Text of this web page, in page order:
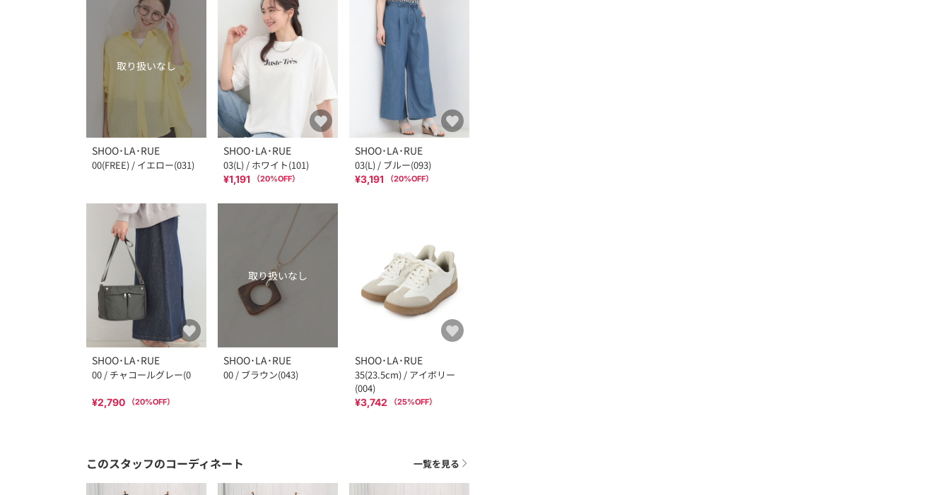
取り扱いなし
SHOO･LA･RUE
00(FREE) / イエロー(031)
SHOO･LA･RUE
03(L) / ホワイト(101)
¥1,191 （20%OFF）
SHOO･LA･RUE
03(L) / ブルー(093)
¥3,191 （20%OFF）
SHOO･LA･RUE
00 / チャコールグレー(0
¥2,790 （20%OFF）
取り扱いなし
SHOO･LA･RUE
00 / ブラウン(043)
SHOO･LA･RUE
35(23.5cm) / アイボリー
(004)
¥3,742 （25%OFF）
このスタッフのコーディネート 一覧を見る